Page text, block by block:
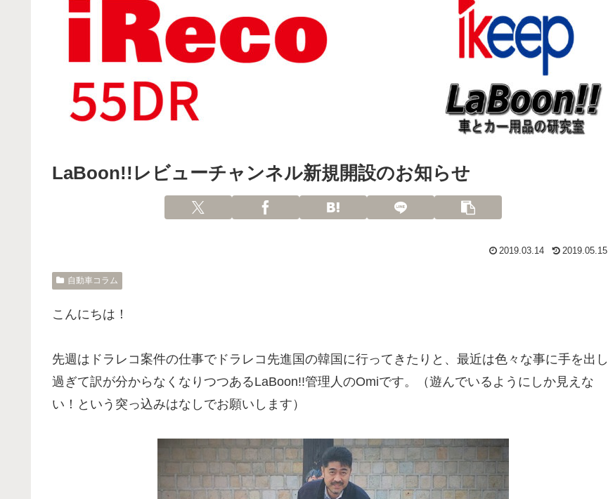
LaBoon!!レビューチャンネル新規開設のお知らせ
2019.03.14 2019.05.15
自動車コラム
こんにちは！
先週はドラレコ案件の仕事でドラレコ先進国の韓国に行ってきたりと、最近は色々な事に手を出し
過ぎて訳が分からなくなりつつあるLaBoon!!管理人のOmiです。（遊んでいるようにしか見えな
い！という突っ込みはなしでお願いします）